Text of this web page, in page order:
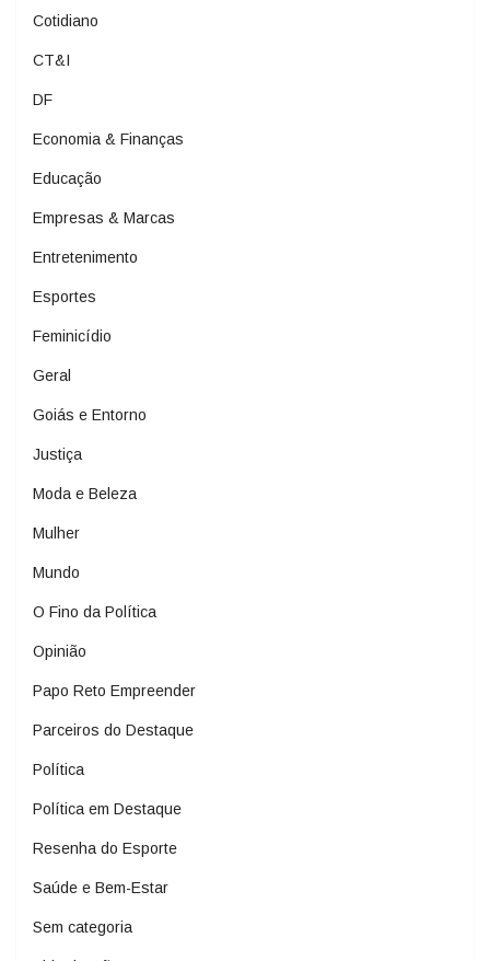
Cotidiano
CT&I
DF
Economia & Finanças
Educação
Empresas & Marcas
Entretenimento
Esportes
Feminicídio
Geral
Goiás e Entorno
Justiça
Moda e Beleza
Mulher
Mundo
O Fino da Política
Opinião
Papo Reto Empreender
Parceiros do Destaque
Política
Política em Destaque
Resenha do Esporte
Saúde e Bem-Estar
Sem categoria